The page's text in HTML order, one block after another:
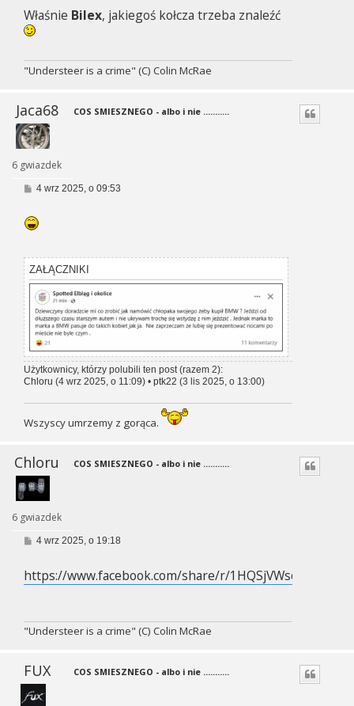
t
Właśnie Bilex, jakiegoś kołcza trzeba znaleźć
"Understeer is a crime" (C) Colin McRae
Jaca68
6 gwiazdek
COS SMIESZNEGO - albo i nie ...........
P
t
4 wrz 2025, o 09:53
ZAŁĄCZNIKI
Użytkownicy, którzy polubili ten post (razem 2):
Chloru (4 wrz 2025, o 11:09) • ptk22 (3 lis 2025, o 13:00)
Wszyscy umrzemy z gorąca.
Chloru
6 gwiazdek
COS SMIESZNEGO - albo i nie ...........
P
t
4 wrz 2025, o 19:18
https://www.facebook.com/share/r/1HQSjVWso3/
"Understeer is a crime" (C) Colin McRae
FUX COS SMIESZNEGO - albo i nie ...........